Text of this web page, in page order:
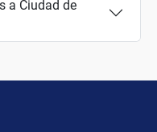
a Ciudad de